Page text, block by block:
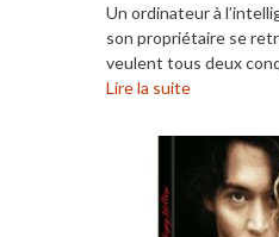
Un ordinateur à
son propriétaire se
veulent tous deux
Lire la suite